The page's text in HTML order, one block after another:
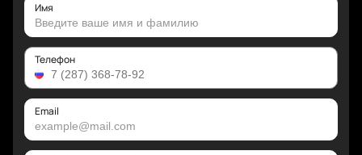
Имя
Телефон
Email